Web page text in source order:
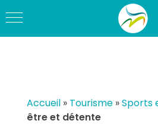
Accueil » Tourisme »Sports
être et détente